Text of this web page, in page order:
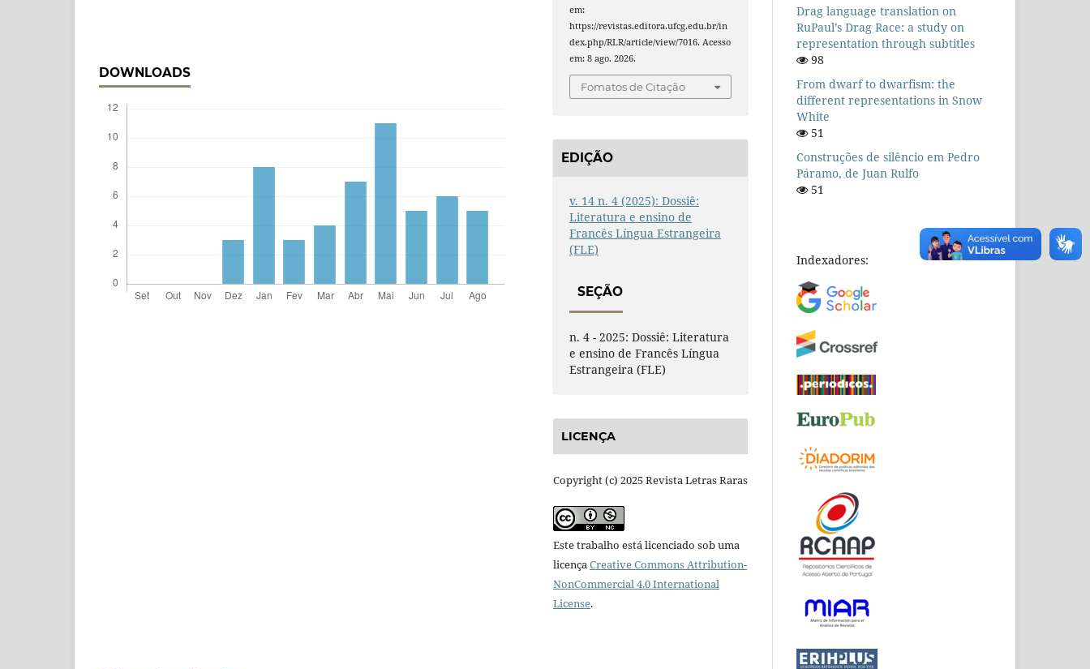
DOWNLOADS
em:
https://revistas.editora.ufcg.edu.br/in
dex.php/RLR/article/view/7016. Acesso
em: 8 ago. 2026.
Fomatos de Citação
EDIÇÃO
v. 14 n. 4 (2025): Dossiê:
Literatura e ensino de
Francês Língua Estrangeira
(FLE)
SEÇÃO
n. 4 - 2025: Dossiê: Literatura
e ensino de Francês Língua
Estrangeira (FLE)
LICENÇA
Copyright (c) 2025 Revista Letras Raras
Este trabalho está licenciado sob uma
licençaCreative Commons Attribution-
NonCommercial 4.0 International
License.
Drag language translation on
RuPaul’s Drag Race: a study on
representation through subtitles
98
From dwarf to dwarfism: the
different representations in Snow
White
51
Construções de silêncio em Pedro
Páramo, de Juan Rulfo
51
Indexadores: